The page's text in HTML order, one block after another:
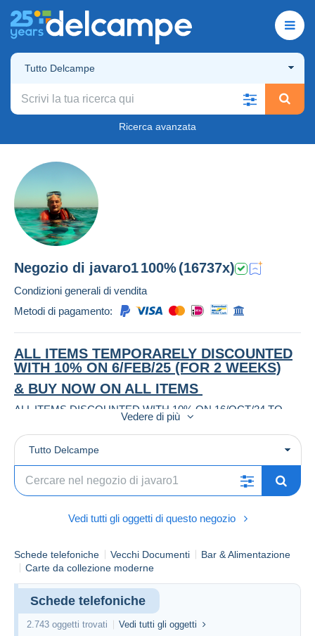
Tutto Delcampe
Ricerca avanzata
Negozio di javaro1100%(16737x)
Condizioni generali di vendita
Metodi di pagamento:
ALL ITEMS TEMPORARELY DISCOUNTED
WITH 10% ON 6/FEB/25 (FOR 2 WEEKS)
& BUY NOW ON ALL ITEMS
ALL ITEMS DISCOUNTED WITH 10% ON 16/OCT/24 TO
COUNTER DELCAMPE FEES , BUY NOW ON ALL ITEMS
All items WILL BE POSTED IN Belgium from 4 October
2024
POSTAGE COSTS SEE HERE
Vedere di più
Tutto Delcampe
Vedi tutti gli oggetti di questo negozio
Schede telefoniche Vecchi Documenti
Bar & Alimentazione
Carte da collezione moderne
Schede telefoniche
2.743 oggetti trovati Vedi tutti gli oggetti